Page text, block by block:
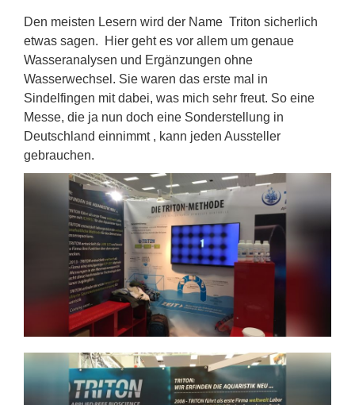
Den meisten Lesern wird der Name Triton sicherlich
etwas sagen. Hier geht es vor allem um genaue
Wasseranalysen und Ergänzungen ohne
Wasserwechsel. Sie waren das erste mal in
Sindelfingen mit dabei, was mich sehr freut. So eine
Messe, die ja nun doch eine Sonderstellung in
Deutschland einnimmt , kann jeden Aussteller
gebrauchen.